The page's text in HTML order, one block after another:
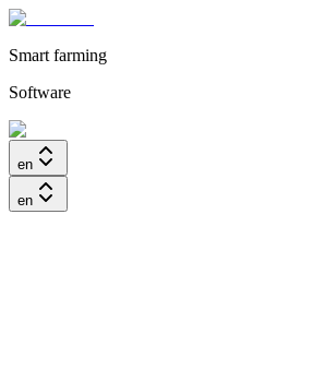
Smart farming
Software
en
en